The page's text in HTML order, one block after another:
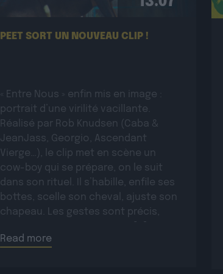
PEET SORT UN NOUVEAU CLIP !
« Entre Nous » enfin mis en image :
portrait d’une virilité vacillante.
Réalisé par Rob Knudsen (Caba &
JeanJass, Georgio, Ascendant
Vierge…), le clip met en scène un
cow-boy qui se prépare, on le suit
dans son rituel. Il s’habille, enfile ses
bottes, scelle son cheval, ajuste son
chapeau. Les gestes sont précis,
Read more